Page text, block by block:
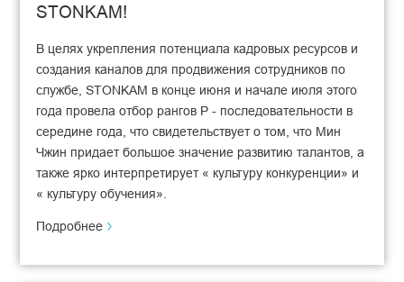
STONKAM!
В целях укрепления потенциала кадровых ресурсов и
создания каналов для продвижения сотрудников по
службе, STONKAM в конце июня и начале июля этого
года провела отбор рангов P - последовательности в
середине года, что свидетельствует о том, что Мин
Чжин придает большое значение развитию талантов, а
также ярко интерпретирует « культуру конкуренции» и
« культуру обучения».
Подробнее